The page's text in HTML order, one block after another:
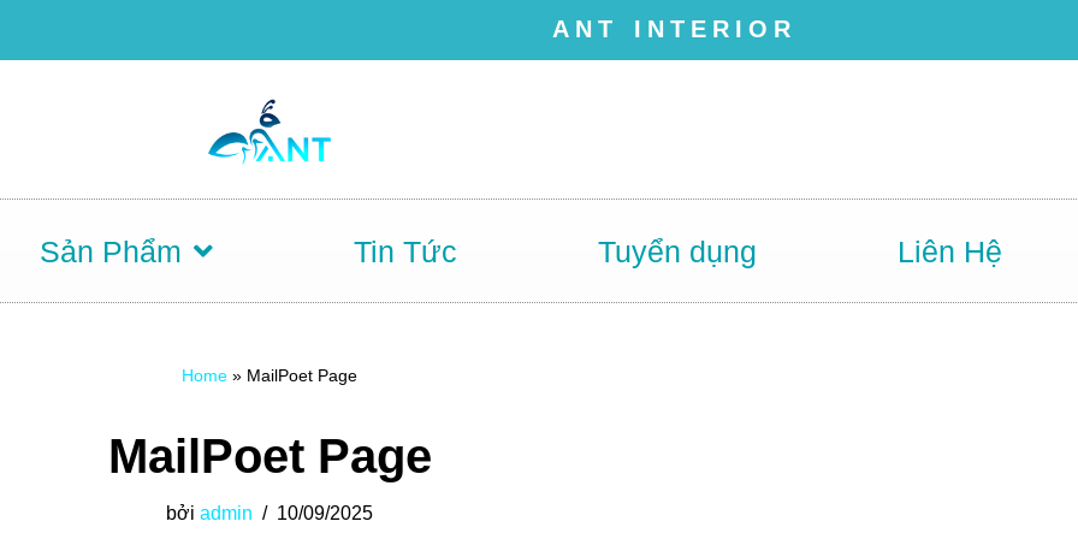
ANT INTERIOR
Sản Phẩm Tin Tức Tuyển dụng Liên Hệ
Home » MailPoet Page
MailPoet Page
bởi admin 10/09/2025